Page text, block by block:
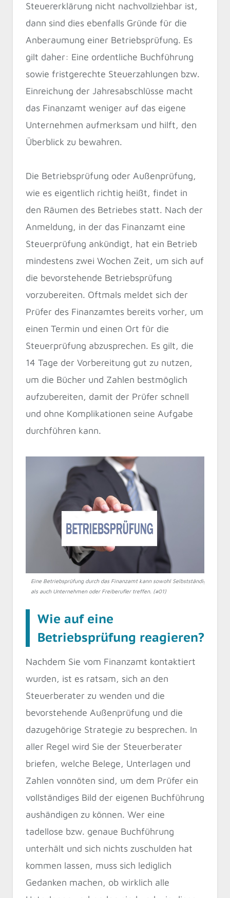
Steuererklärung nicht nachvollziehbar ist,
dann sind dies ebenfalls Gründe für die
Anberaumung einer Betriebsprüfung. Es
gilt daher: Eine ordentliche Buchführung
sowie fristgerechte Steuerzahlungen bzw.
Einreichung der Jahresabschlüsse macht
das Finanzamt weniger auf das eigene
Unternehmen aufmerksam und hilft, den
Überblick zu bewahren.
Die Betriebsprüfung oder Außenprüfung,
wie es eigentlich richtig heißt, findet in
den Räumen des Betriebes statt. Nach der
Anmeldung, in der das Finanzamt eine
Steuerprüfung ankündigt, hat ein Betrieb
mindestens zwei Wochen Zeit, um sich auf
die bevorstehende Betriebsprüfung
vorzubereiten. Oftmals meldet sich der
Prüfer des Finanzamtes bereits vorher, um
einen Termin und einen Ort für die
Steuerprüfung abzusprechen. Es gilt, die
14 Tage der Vorbereitung gut zu nutzen,
um die Bücher und Zahlen bestmöglich
aufzubereiten, damit der Prüfer schnell
und ohne Komplikationen seine Aufgabe
durchführen kann.
Eine Betriebsprüfung durch das Finanzamt kann sowohl Selbstständige
als auch Unternehmen oder Freiberufler treffen. (#01)
Wie auf eine
Betriebsprüfung reagieren?
Nachdem Sie vom Finanzamt kontaktiert
wurden, ist es ratsam, sich an den
Steuerberater zu wenden und die
bevorstehende Außenprüfung und die
dazugehörige Strategie zu besprechen. In
aller Regel wird Sie der Steuerberater
briefen, welche Belege, Unterlagen und
Zahlen vonnöten sind, um dem Prüfer ein
vollständiges Bild der eigenen Buchführung
aushändigen zu können. Wer eine
tadellose bzw. genaue Buchführung
unterhält und sich nichts zuschulden hat
kommen lassen, muss sich lediglich
Gedanken machen, ob wirklich alle